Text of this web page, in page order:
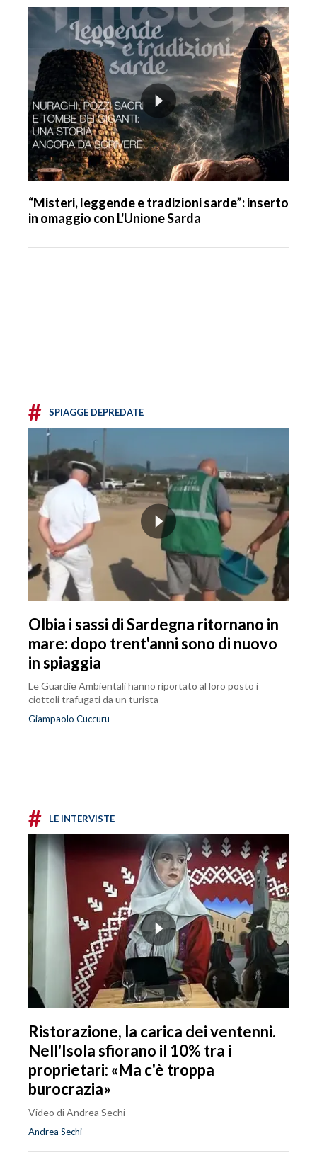
“Misteri, leggende e tradizioni sarde”: inserto
in omaggio con L'Unione Sarda
# SPIAGGE DEPREDATE
Olbia i sassi di Sardegna ritornano in
mare: dopo trent'anni sono di nuovo
in spiaggia
Le Guardie Ambientali hanno riportato al loro posto i
ciottoli trafugati da un turista
Giampaolo Cuccuru
# LE INTERVISTE
Ristorazione, la carica dei ventenni.
Nell'Isola sfiorano il 10% tra i
proprietari: «Ma c'è troppa
burocrazia»
Video di Andrea Sechi
Andrea Sechi